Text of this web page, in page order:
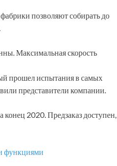
позволяют собирать до
Максимальная скорость
прошел испытания в самых
представители компании.
конец 2020. Предзаказ доступен,
функциями